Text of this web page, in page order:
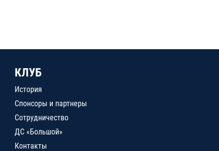
КЛУБ
История
Спонсоры и партнеры
Сотрудничество
ДС «Большой»
Контакты